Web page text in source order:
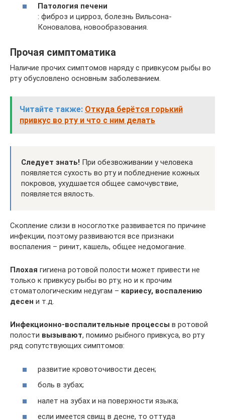
Патология печени
: фиброз и цирроз, болезнь Вильсона-
Коновалова, новообразования.
Прочая симптоматика
Наличие прочих симптомов наряду с привкусом рыбы во
рту обусловлено основным заболеванием.
Читайте также: Откуда берётся горький
привкус во рту и что с ним делать
Следует знать! При обезвоживании у человека
появляется сухость во рту и побледнение кожных
покровов, ухудшается общее самочувствие,
появляется вялость.
Скопление слизи в носоглотке развивается по причине
инфекции, поэтому развиваются все признаки
воспаления – ринит, кашель, общее недомогание.
Плохая гигиена ротовой полости может привести не
только к привкусу рыбы во рту, но и к прочим
стоматологическим недугам – кариесу, воспалению
десен и т.д.
Инфекционно-воспалительные процессы в ротовой
полости вызывают, помимо рыбного привкуса, во рту
ряд сопутствующих симптомов:
развитие кровоточивости десен;
боль в зубах;
налет на зубах и на поверхности языка;
если имеется свищ в десне, то оттуда